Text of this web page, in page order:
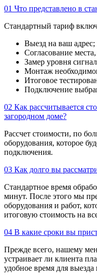
01 Что представлено в
Стандартный тариф
Выезд на ваш адрес;
Согласование
Замер уровня
Монтаж
Итоговое
Подключение
02 Как рассчитывается
загородном доме?
Рассчет стоимости, по
оборудования, которое
подключения.
03 Как долго вы
Стандартное время
минут. После этого мы
оборудования и работ,
итоговую стоимость на
04 В какие сроки вы
Прежде всего, нашему
устраивает ли клиента
удобное время для